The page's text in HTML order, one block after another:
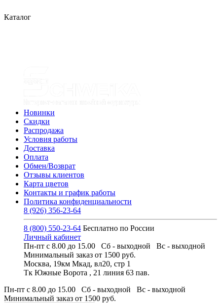
Каталог
Новинки
Скидки
Распродажа
Условия работы
Доставка
Оплата
Обмен/Возврат
Отзывы клиентов
Карта цветов
Контакты и график работы
Политика конфиденциальности
8 (926) 356-23-64
8 (800) 550-23-64 Бесплатно по России
Личный кабинет
Пн-пт с 8.00 до 15.00 Сб - выходной Вс - выходной
Минимальный заказ от 1500 руб.
Москва, 19км Мкад, вл20, стр 1
Тк Южные Ворота , 21 линия 63 пав.
Пн-пт с 8.00 до 15.00 Сб - выходной Вс - выходной
Минимальный заказ от 1500 руб.